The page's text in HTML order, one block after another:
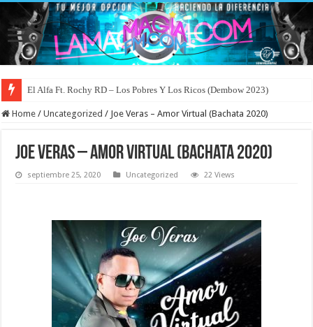
El Alfa Ft. Rochy RD – Los Pobres Y Los Ricos (Dembow 2023)
Home / Uncategorized / Joe Veras – Amor Virtual (Bachata 2020)
Joe Veras – Amor Virtual (Bachata 2020)
septiembre 25, 2020 Uncategorized 22 Views